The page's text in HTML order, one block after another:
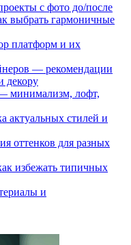
с фото до/после
выбрать гармоничные
платформ и их
— рекомендации
декору
минимализм, лофт,
актуальных стилей и
оттенков для разных
избежать типичных
и